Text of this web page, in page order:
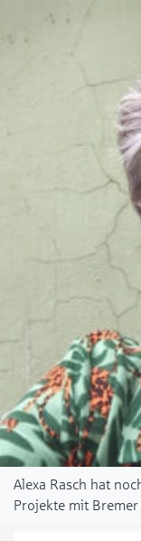
Alexa Rasch hat
Projekte mit Bremer